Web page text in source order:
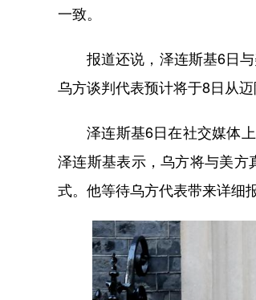
一致。
报道还说，泽连斯基6日与
乌方谈判代表预计将于8日从
泽连斯基6日在社交媒体上
泽连斯基表示，乌方将与美方
式。他等待乌方代表带来详细